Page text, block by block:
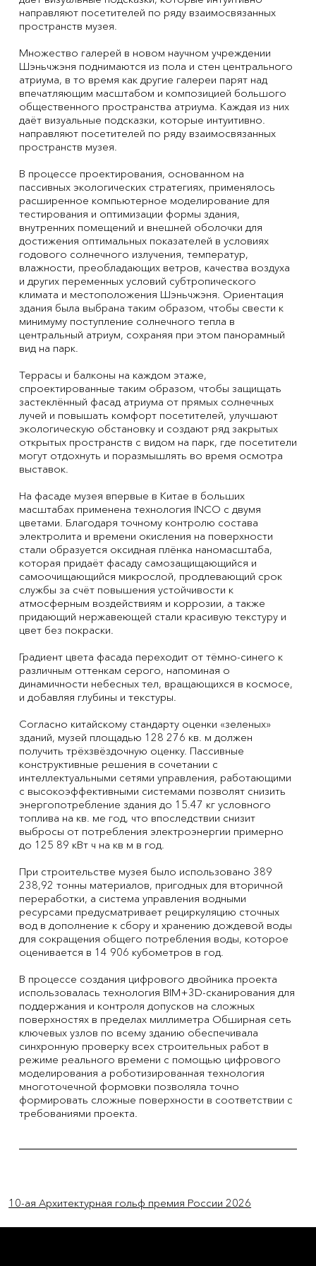
направляют посетителей по ряду взаимосвязанных
пространств музея.
Множество галерей в новом научном учреждении
Шэньчжэня поднимаются из пола и стен центрального
атриума, в то время как другие галереи парят над
впечатляющим масштабом и композицией большого
общественного пространства атриума. Каждая из них
даёт визуальные подсказки, которые интуитивно.
направляют посетителей по ряду взаимосвязанных
пространств музея.
В процессе проектирования, основанном на
пассивных экологических стратегиях, применялось
расширенное компьютерное моделирование для
тестирования и оптимизации формы здания,
внутренних помещений и внешней оболочки для
достижения оптимальных показателей в условиях
годового солнечного излучения, температур,
влажности, преобладающих ветров, качества воздуха
и других переменных условий субтропического
климата и местоположения Шэньчжэня. Ориентация
здания была выбрана таким образом, чтобы свести к
минимуму поступление солнечного тепла в
центральный атриум, сохраняя при этом панорамный
вид на парк.
Террасы и балконы на каждом этаже,
спроектированные таким образом, чтобы защищать
застеклённый фасад атриума от прямых солнечных
лучей и повышать комфорт посетителей, улучшают
экологическую обстановку и создают ряд закрытых
открытых пространств с видом на парк, где посетители
могут отдохнуть и поразмышлять во время осмотра
выставок.
На фасаде музея впервые в Китае в больших
масштабах применена технология INCO с двумя
цветами. Благодаря точному контролю состава
электролита и времени окисления на поверхности
стали образуется оксидная плёнка наномасштаба,
которая придаёт фасаду самозащищающийся и
самоочищающийся микрослой, продлевающий срок
службы за счёт повышения устойчивости к
атмосферным воздействиям и коррозии, а также
придающий нержавеющей стали красивую текстуру и
цвет без покраски.
Градиент цвета фасада переходит от тёмно-синего к
различным оттенкам серого, напоминая о
динамичности небесных тел, вращающихся в космосе,
и добавляя глубины и текстуры.
Согласно китайскому стандарту оценки «зеленых»
зданий, музей площадью 128 276 кв. м должен
получить трёхзвёздочную оценку. Пассивные
конструктивные решения в сочетании с
интеллектуальными сетями управления, работающими
с высокоэффективными системами позволят снизить
энергопотребление здания до 15.47 кг условного
топлива на кв. ме год, что впоследствии снизит
выбросы от потребления электроэнергии примерно
до 125 89 кВт ч на кв м в год.
При строительстве музея было использовано 389
238,92 тонны материалов, пригодных для вторичной
переработки, а система управления водными
ресурсами предусматривает рециркуляцию сточных
вод в дополнение к сбору и хранению дождевой воды
для сокращения общего потребления воды, которое
оценивается в 14 906 кубометров в год.
В процессе создания цифрового двойника проекта
использовалась технология ВІM+3D-сканирования для
поддержания и контроля допусков на сложных
поверхностях в пределах миллиметра Обширная сеть
ключевых узлов по всему зданию обеспечивала
синхронную проверку всех строительных работ в
режиме реального времени с помощью цифрового
моделирования а роботизированная технология
многоточечной формовки позволяла точно
формировать сложные поверхности в соответствии с
требованиями проекта.
10-ая Архитектурная гольф премия России 2026